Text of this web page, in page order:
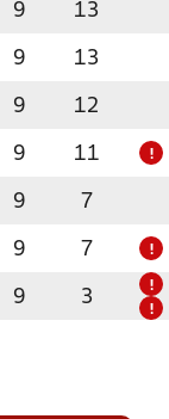
9 13
9 13
9 12
9 11 !
9 7
9 7 !
9 3
!
!